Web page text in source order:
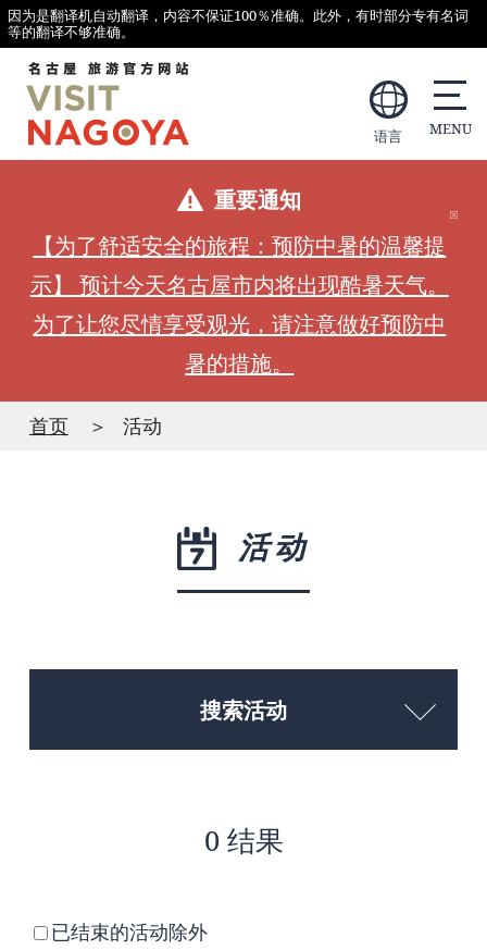
因为是翻译机自动翻译，内容不保证100％准确。此外，有时部分专有名词
等的翻译不够准确。
语言
重要通知
【为了舒适安全的旅程：预防中暑的温馨提
示】 预计今天名古屋市内将出现酷暑天气。
为了让您尽情享受观光，请注意做好预防中
暑的措施。
首页 活动
活动
搜索活动
0 结果
已结束的活动除外